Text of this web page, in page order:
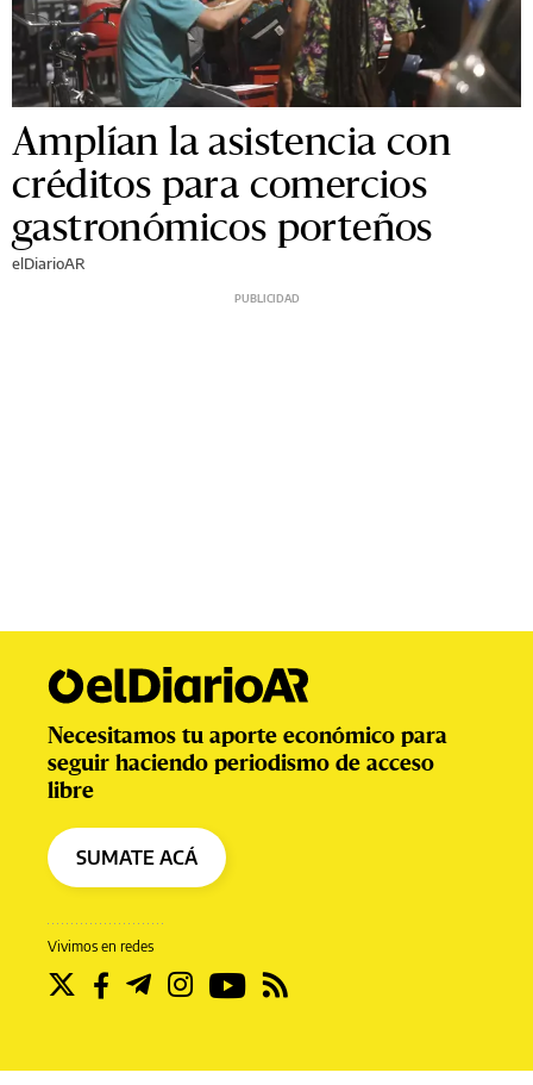
Amplían la asistencia con
créditos para comercios
gastronómicos porteños
elDiarioAR
Vivimos en redes
Necesitamos tu aporte económico para
seguir haciendo periodismo de acceso
libre
SUMATE ACÁ